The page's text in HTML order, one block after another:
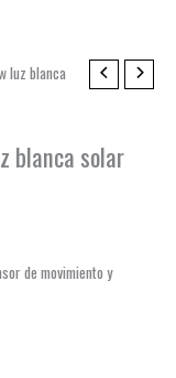
luz blanca
blanca solar
de movimiento y